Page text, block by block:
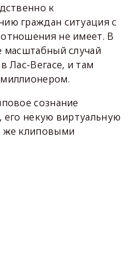
к
граждан ситуация с
не имеет. В
масштабный случай
Лас-Вегасе, и там
сознание
его некую виртуальную
же клиповыми